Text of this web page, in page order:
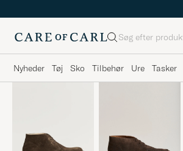
Søg
Nyheder Tøj Sko Tilbehør Ure Tasker